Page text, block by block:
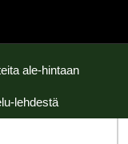
ale-hintaan
lehdestä